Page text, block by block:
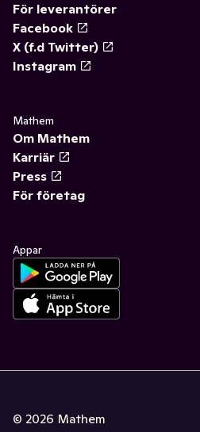
För leverantörer
Facebook
X (f.d Twitter)
Instagram
Mathem
Om Mathem
Karriär
Press
För företag
Appar
© 2026 Mathem